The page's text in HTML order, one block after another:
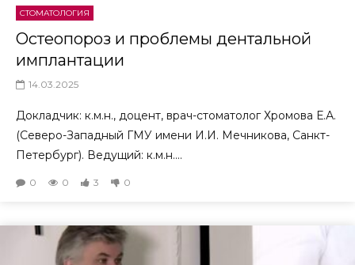
СТОМАТОЛОГИЯ
Остеопороз и проблемы дентальной
имплантации
14.03.2025
Докладчик: к.м.н., доцент, врач-стоматолог Хромова Е.А.
(Северо-Западный ГМУ имени И.И. Мечникова, Санкт-
Петербург). Ведущий: к.м.н....
0 0 3 0